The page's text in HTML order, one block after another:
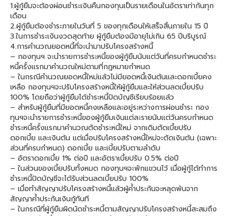
1.ผู้กู้ยืมจะต้องผ่อนชำระเงินคืนกองทุนเป็นรายเดือนในอัตราเท่ากันทุก
เดือน
2.ผู้กู้ยืมต้องชำระภายในวันที่ 5 ของทุกเดือนให้เสร็จสิ้นภายใน 15 ปี
3.ในการชำระเงินงวดสุดท้าย ผู้กู้ยืมต้องมีอายุไม่เกิน 65 ปีบริบูรณ์
4.การคำนวณยอดหนี้ที่จะนำมาปรับโครงสร้างหนี้
– กองทุนฯ จะนำรายการชำระหนี้ของผู้กู้ยืมนับแต่วันที่ครบกำหนดชำระ
หนี้ครั้งแรกมาคำนวณใหม่ตามที่กฎหมายกำหนด
– ในกรณีคำนวณยอดหนี้ใหม่แล้วไม่มียอดหนี้เงินต้นและดอกเบี้ยคง
เหลือ กองทุนฯจะปรับโครงสร้างหนี้ให้ผู้กู้ยืมและให้ส่วนลดเบี้ยปรับ
100% โดยถือว่าผู้กู้ยืมได้ชำระหนี้ปิดบัญชีเรียบร้อยแล้ว
– สำหรับผู้กู้ยืมที่มียอดหนี้คงเหลือและอยู่ระหว่างการผ่อนชำระ กอง
ทุนฯจะนำรายการชำระหนี้ของผู้กู้ยืมเงินแต่ละรายนับแต่วันครบกำหนด
ชำระหนี้ครั้งแรกมาคำนวณตัดชำระหนี้ใหม่ จากเดิมตัดเบี้ยปรับ
ดอกเบี้ย และเงินต้น แต่เมื่อปรับโครงสร้างหนี้ใหม่จะตัดเงินต้น (เฉพาะ
ส่วนที่ครบกำหนด) ดอกเบี้ย และเบี้ยปรับตามลำดับ
– อัตราดอกเบี้ย 1% ต่อปี และอัตราเบี้ยปรับ 0.5% ต่อปี
– ในส่วนของเบี้ยปรับทั้งหมด กองทุนฯจะพักแขวนไว้ เมื่อผู้กู้ได้ทำการ
ชำระหนี้ปิดบัญชีจะได้รับส่วนลดเบี้ยปรับ 100%
– เมื่อทำสัญญาปรับโครงสร้างหนี้แล้วผู้ค้ำประกันจะหลุดพ้นจาก
สัญญาค้ำประกันเงินกู้ทันที
– ในกรณีที่ผู้กู้ยืมผิดนัดชำระหนี้ตามสัญญาปรับโครงสร้างหนี้สะสมถึง